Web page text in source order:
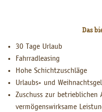
Das
30 Tage Urlaub
Fahrradleasing
Hohe Schichtzuschläge
Urlaubs- und
Zuschuss zur betrieblichen
vermögenswirksame